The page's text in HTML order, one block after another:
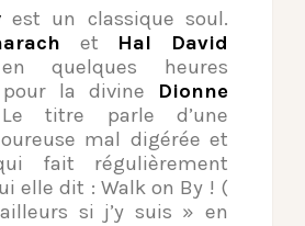
est un classique soul.
et
Hal David
quelques heures
la divine Dionne
titre parle d’une
mal digérée et
fait régulièrement
elle dit : Walk on By ! (
si j’y suis » en